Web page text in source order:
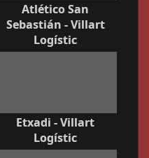
Atlético San
Sebastián - Villart
Logístic
Etxadi - Villart
Logístic